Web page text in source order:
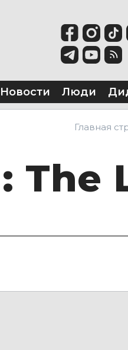
Новости Люди
Главная
: The